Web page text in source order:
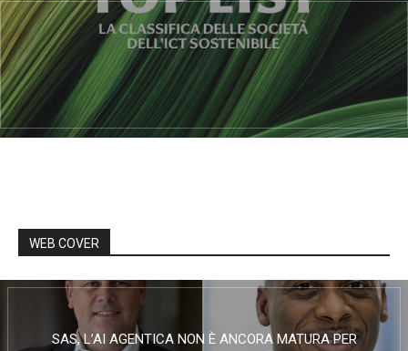
WEB COVER
SAS, L’AI AGENTICA NON È ANCORA MATURA PER